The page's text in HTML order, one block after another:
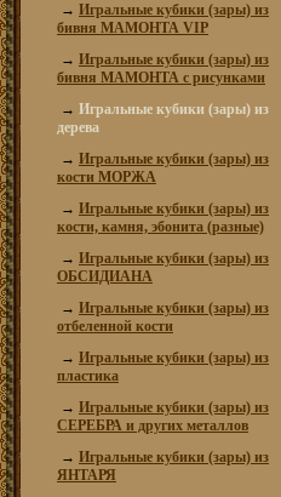
→ Игральные кубики (зары) из
бивня МАМОНТА VIP
→ Игральные кубики (зары) из
бивня МАМОНТА с рисунками
→ Игральные кубики (зары) из
дерева
→ Игральные кубики (зары) из
кости МОРЖА
→ Игральные кубики (зары) из
кости, камня, эбонита (разные)
→ Игральные кубики (зары) из
ОБСИДИАНА
→ Игральные кубики (зары) из
отбеленной кости
→ Игральные кубики (зары) из
пластика
→ Игральные кубики (зары) из
СЕРЕБРА и других металлов
→ Игральные кубики (зары) из
ЯНТАРЯ